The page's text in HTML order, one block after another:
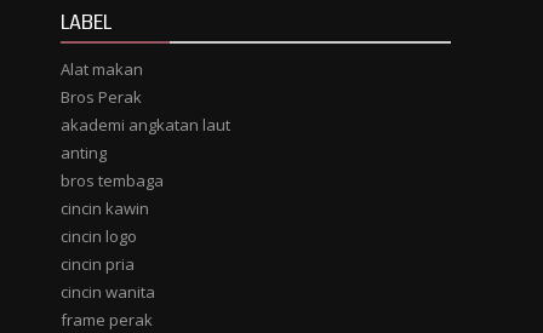
LABEL
Alat makan
Bros Perak
akademi angkatan laut
anting
bros tembaga
cincin kawin
cincin logo
cincin pria
cincin wanita
frame perak